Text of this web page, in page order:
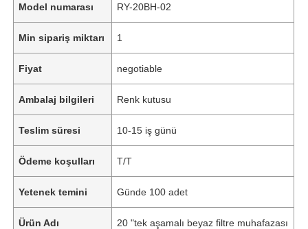
Model numarası RY-20BH-02
Min sipariş miktarı 1
Fiyat negotiable
Ambalaj bilgileri Renk kutusu
Teslim süresi 10-15 iş günü
Ödeme koşulları T/T
Yetenek temini Günde 100 adet
Ürün Adı 20 "tek aşamalı beyaz filtre muhafazası